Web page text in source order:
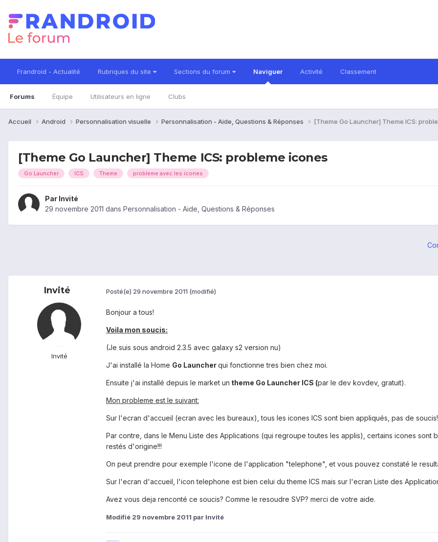
Frandroid - Actualité Rubriques du site Sections du forum Naviguer
Forums Équipe Utilisateurs en ligne Clubs
Activité Classement
Accueil Android Personnalisation visuelle Personnalisation - Aide, Questions & Réponses [Theme Go Launcher] Theme ICS:
[Theme Go Launcher] Theme ICS: probleme icones
Go Launcher ICS Theme probleme avec les icones
Par Invité
29 novembre 2011 dans Personnalisation - Aide, Questions & Réponses
Invité
Invité
Posté(e) 29 novembre 2011 (modifié)
Bonjour a tous!
Voila mon soucis:
(Je suis sous android 2.3.5 avec galaxy s2 version nu)
J'ai installé la Home Go Launcherqui fonctionne tres bien chez moi.
Ensuite j'ai installé depuis le market un theme Go Launcher ICS (par le dev kovdev, gratuit).
Mon probleme est le suivant:
Sur l'ecran d'accueil (ecran avec les bureaux), tous les icones ICS sont bien appliqués, pas de soucis!
Par contre, dans le Menu Liste des Applications (qui regroupe toutes les applis), certains icones sont
restés d'origine!!!
On peut prendre pour exemple l'icone de l'application "telephone", et vous pouvez constaté le
Sur l'ecran d'accueil, l'icon telephone est bien celui du theme ICS mais sur l'ecran Liste des
Avez vous deja renconté ce soucis? Comme le resoudre SVP? merci de votre aide.
Modifié 29 novembre 2011 par Invité